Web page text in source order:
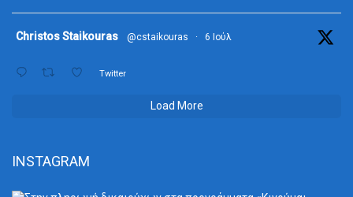
Christos Staikouras @cstaikouras · 6 Ιούλ
Twitter
Load More
INSTAGRAM